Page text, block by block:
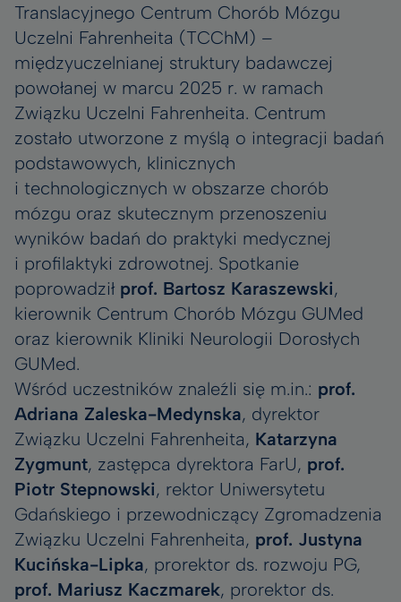
Translacyjnego Centrum Chorób Mózgu
Uczelni Fahrenheita (TCChM) –
międzyuczelnianej struktury badawczej
powołanej w marcu 2025 r. w ramach
Związku Uczelni Fahrenheita. Centrum
zostało utworzone z myślą o integracji badań
podstawowych, klinicznych
i technologicznych w obszarze chorób
mózgu oraz skutecznym przenoszeniu
wyników badań do praktyki medycznej
i profilaktyki zdrowotnej. Spotkanie
poprowadził prof. Bartosz Karaszewski,
kierownik Centrum Chorób Mózgu GUMed
oraz kierownik Kliniki Neurologii Dorosłych
GUMed.
Wśród uczestników znaleźli się m.in.: prof.
Adriana Zaleska-Medynska, dyrektor
Związku Uczelni Fahrenheita, Katarzyna
Zygmunt, zastępca dyrektora FarU, prof.
Piotr Stepnowski, rektor Uniwersytetu
Gdańskiego i przewodniczący Zgromadzenia
Związku Uczelni Fahrenheita, prof. Justyna
Kucińska-Lipka, prorektor ds. rozwoju PG,
prof. Mariusz Kaczmarek, prorektor ds.